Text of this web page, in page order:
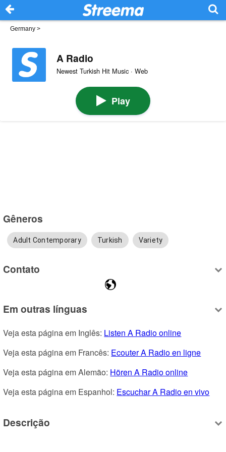
Germany >
A Radio
Newest Turkish Hit Music · Web
Play
Gêneros
Adult Contemporary Turkish Variety
Contato
Em outras línguas
Veja esta página em Inglês: Listen A Radio online
Veja esta página em Francês: Ecouter A Radio en ligne
Veja esta página em Alemão: Hören A Radio online
Veja esta página em Espanhol: Escuchar A Radio en vivo
Descrição